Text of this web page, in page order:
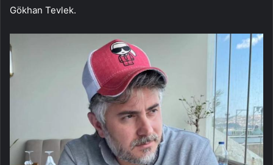
Gökhan Tevlek.